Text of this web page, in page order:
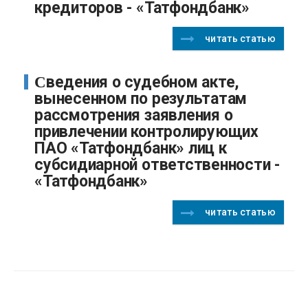
кредиторов - «Татфондбанк»
читать статью
Сведения о судебном акте,
вынесенном по результатам
рассмотрения заявления о
привлечении контролирующих
ПАО «Татфондбанк» лиц к
субсидиарной ответственности -
«Татфондбанк»
читать статью